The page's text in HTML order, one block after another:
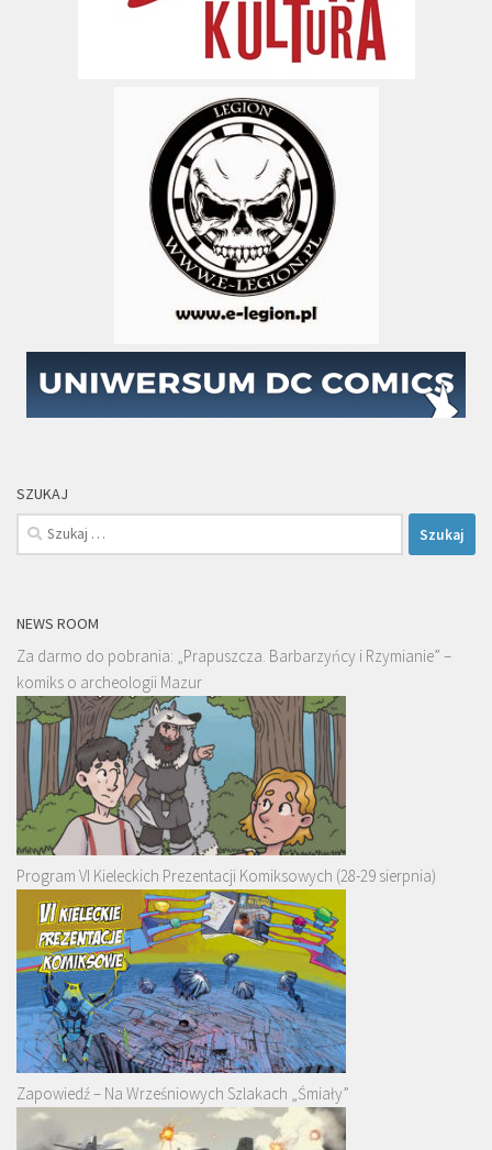
SZUKAJ
Szukaj:
NEWS ROOM
Za darmo do pobrania: „Prapuszcza. Barbarzyńcy i Rzymianie” –
komiks o archeologii Mazur
Program VI Kieleckich Prezentacji Komiksowych (28-29 sierpnia)
Zapowiedź – Na Wrześniowych Szlakach „Śmiały”